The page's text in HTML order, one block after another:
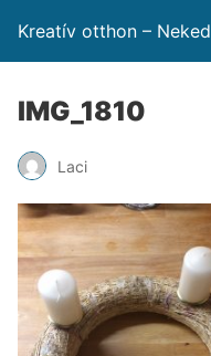
Kreatív otthon – Neked
IMG_1810
Laci